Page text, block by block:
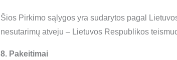
Šios Pirkimo sąlygos yra sudarytos pagal
nesutarimų atveju – Lietuvos Respublikos
8. Pakeitimai